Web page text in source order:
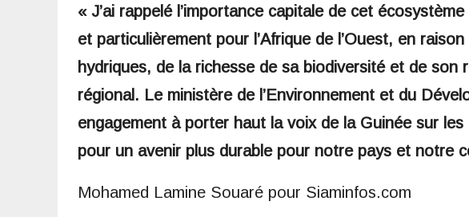
« J’ai rappelé l’importance capitale de cet
et particulièrement pour l’Afrique de l’Ouest, en
hydriques, de la richesse de sa biodiversité et de son
régional. Le ministère de l’Environnement et du
engagement à porter haut la voix de la Guinée sur
pour un avenir plus durable pour notre pays et notre
Mohamed Lamine Souaré pour Siaminfos.com